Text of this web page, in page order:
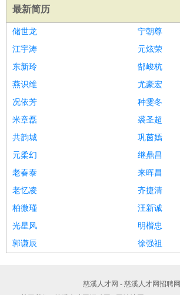
最新简历
储世龙
宁朝尊
江宇涛
元炫荣
东新玲
郜峻杭
燕识维
尤豪宏
况依芳
种雯冬
米章磊
裘圣超
共韵城
巩茵嫣
元柔幻
继鼎昌
老春泰
来晖昌
老忆凌
齐捷清
柏微瑾
汪新诚
光星风
明楷忠
郭谦辰
徐强祖
慈溪人才网 - 慈溪人才网招聘网